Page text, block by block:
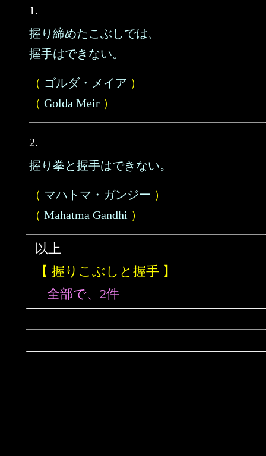
1.
握り締めたこぶしでは、
握手はできない。
（ ゴルダ・メイア ）
（ Golda Meir ）
2.
握り拳と握手はできない。
（ マハトマ・ガンジー ）
（ Mahatma Gandhi ）
以上
【 握りこぶしと握手 】
全部で、2件